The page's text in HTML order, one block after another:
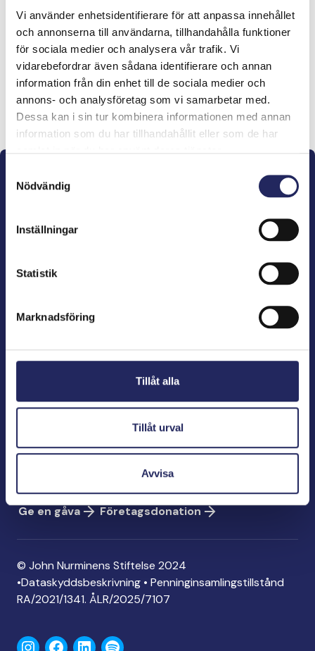
Vi använder enhetsidentifierare för att anpassa innehållet
och annonserna till användarna, tillhandahålla funktioner
för sociala medier och analysera vår trafik. Vi
vidarebefordrar även sådana identifierare och annan
information från din enhet till de sociala medier och
annons- och analysföretag som vi samarbetar med.
Dessa kan i sin tur kombinera informationen med annan
information som du har tillhandahållit eller som de har
Nödvändig
Inställningar
Statistik
Marknadsföring
Tillåt alla
Tillåt urval
Avvisa
Tiimille tehdyt
lahjoitukset
Lahjoita ja liity tähän tiimiin
kulturens väktare och utgivare av marin litteratur.
Bölegatan 2
00240 Helsingfors
Kontaktinformation
Ge en gåva
Ge en gåva
Företagsdonation
© John Nurminens Stiftelse 2024
•Dataskyddsbeskrivning • Penninginsamlingstillstånd
RA/2021/1341. ÅLR/2025/7107